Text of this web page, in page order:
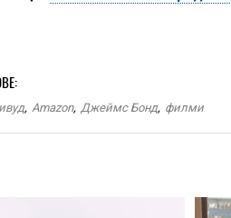
, Amazon, Джеймс Бонд, филми